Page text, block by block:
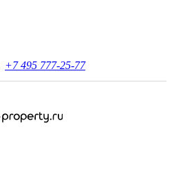
+7 495 777-25-77